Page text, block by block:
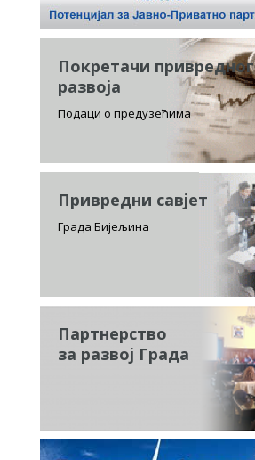
Покретачи привредног
развоја
Подаци о предузећима
Привредни савјет
Града Бијељина
Партнерство
за развој Града